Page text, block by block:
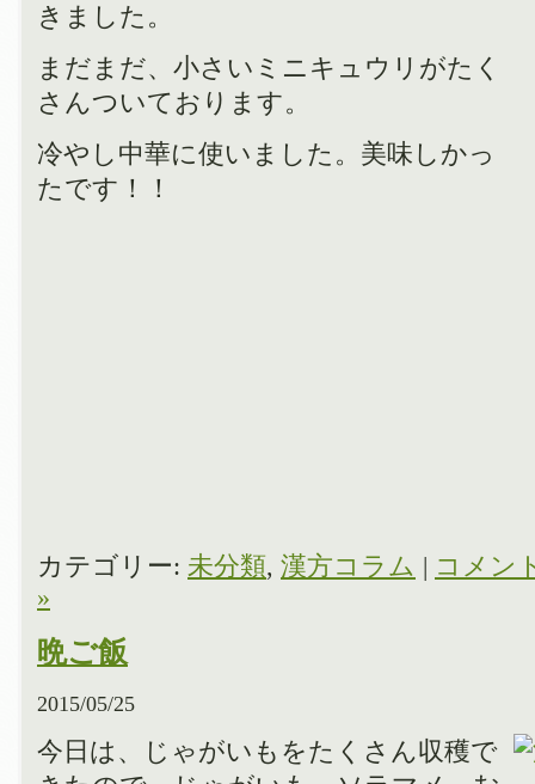
きました。
まだまだ、小さいミニキュウリがたく
さんついております。
冷やし中華に使いました。美味しかっ
たです！！
カテゴリー: 未分類, 漢方コラム | コメン
»
晩ご飯
2015/05/25
今日は、じゃがいもをたくさん収穫で